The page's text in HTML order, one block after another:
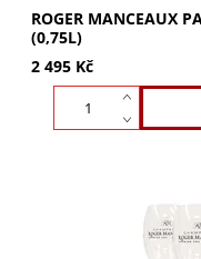
ROGER MANCEAUX
(0,75L)
2 495 Kč
ROGER MANCEAUX
skleničky na